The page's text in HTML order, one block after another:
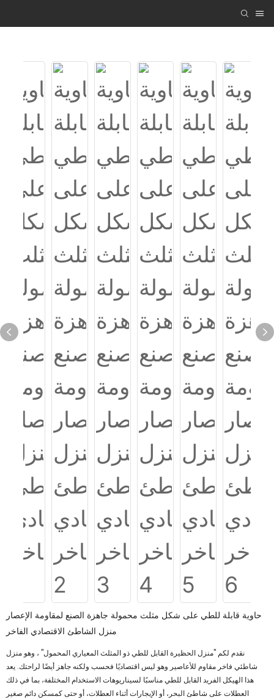
حاوية قابلة للطي على شكل مثلث محمولة جاهزة الصنع لمقاومة الإعصار
منزل الشاطئ الاقتصادي الفاخر
نقدم لكم "منزل الحظيرة القابل للطي ذو المثلث المعياري المحمول" ، وهو منزل
شاطئي فاخر مقاوم للأعاصير وهو ليس اقتصاديًا فحسب ولكنه جاهز أيضًا لراحتك. يعد
هذا الهيكل الفريد القابل للطي مناسبًا لسيناريوهات الاستخدام المختلفة، بما في ذلك
العطلات على شاطئ البحر، أو الإيجارات أثناء العطلات، أو حتى كمسكن دائم صغير